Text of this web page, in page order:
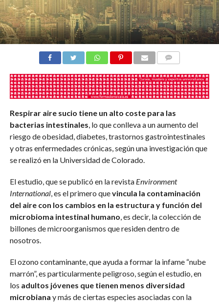
Respirar aire sucio tiene un alto coste para las
bacterias intestinales , lo que conlleva a un aumento del
riesgo de obesidad, diabetes, trastornos gastrointestinales
y otras enfermedades crónicas, según una investigación que
se realizó en la Universidad de Colorado.
El estudio, que se publicó en la revista Environment
International, es el primero quevincula la contaminación
del aire con los cambios en la estructura y función del
microbioma intestinal humano , es decir, la colección de
billones de microorganismos que residen dentro de
nosotros.
El ozono contaminante, que ayuda a formar la infame “nube
marrón”, es particularmente peligroso, según el estudio, en
los adultos jóvenes que tienen menos diversidad
microbiana y más de ciertas especies asociadas con la